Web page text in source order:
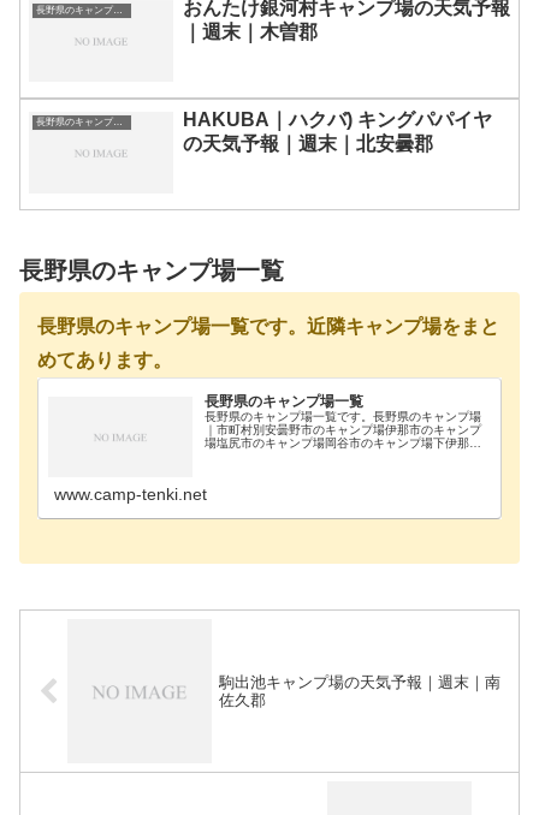
長野県のキャンプ場一覧
おんたけ銀河村キャンプ場の天気予報
｜週末｜木曽郡
長野県のキャンプ場一覧
HAKUBA｜ハクバ) キングパパイヤ
の天気予報｜週末｜北安曇郡
長野県のキャンプ場一覧
長野県のキャンプ場一覧です。近隣キャンプ場をまと
めてあります。
長野県のキャンプ場一覧
長野県のキャンプ場一覧です。長野県のキャンプ場
｜市町村別安曇野市のキャンプ場伊那市のキャンプ
場塩尻市のキャンプ場岡谷市のキャンプ場下伊那郡
www.camp-tenki.net
駒出池キャンプ場の天気予報｜週末｜南
佐久郡